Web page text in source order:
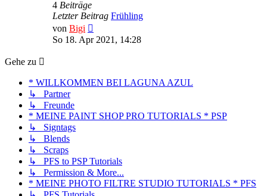
4 Beiträge
Letzter Beitrag Frühling
von Bigi
Beitrag
So 18. Apr 2021, 14:28
Gehe zu
* WILLKOMMEN BEI LAGUNA AZUL
↳ Partner
↳ Freunde
* MEINE PAINT SHOP PRO TUTORIALS * PSP
↳ Signtags
↳ Blends
↳ Scraps
↳ PFS to PSP Tutorials
↳ Permission & More...
* MEINE PHOTO FILTRE STUDIO TUTORIALS * PFS